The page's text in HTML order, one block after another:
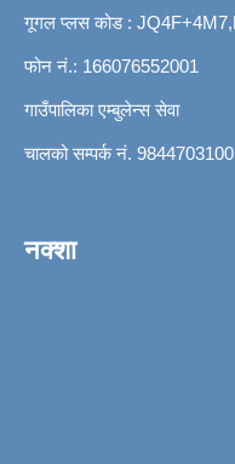
गूगल प्लस कोड :
फोन नं.: 166076552001
गाउँपालिका एम्बुलेन्स सेवा
चालको सम्पर्क नं. 9844703100
नक्शा